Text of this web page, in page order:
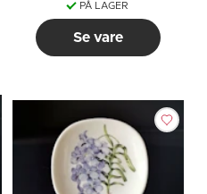
PÅ LAGER
Se vare